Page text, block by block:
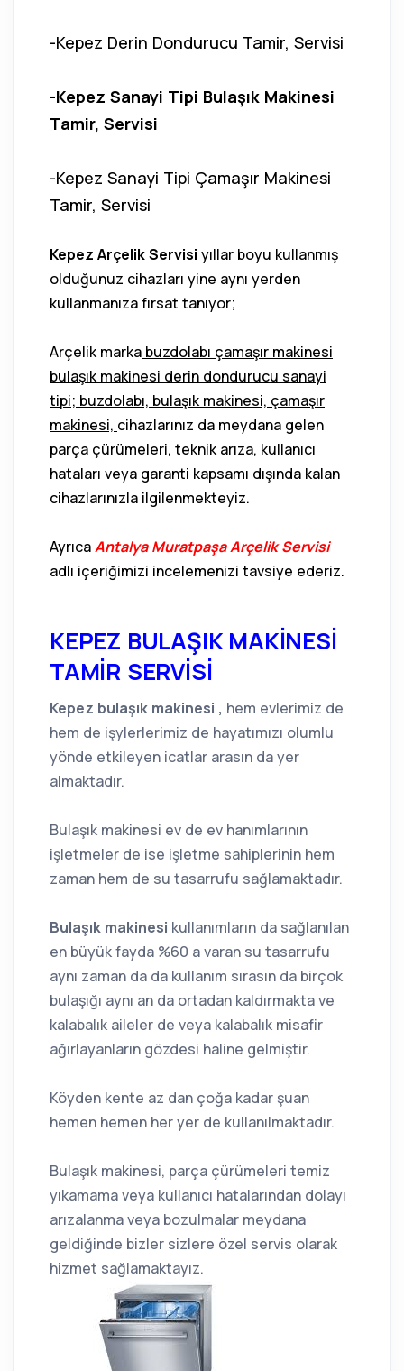
-Kepez Derin Dondurucu Tamir, Servisi
-Kepez Sanayi Tipi Bulaşık Makinesi
Tamir, Servisi
-Kepez Sanayi Tipi Çamaşır Makinesi
Tamir, Servisi
Kepez Arçelik Servisi yıllar boyu kullanmış
olduğunuz cihazları yine aynı yerden
kullanmanıza fırsat tanıyor;
Arçelik marka buzdolabı çamaşır makinesi
bulaşık makinesi derin dondurucu sanayi
tipi; buzdolabı, bulaşık makinesi, çamaşır
makinesi, cihazlarınız da meydana gelen
parça çürümeleri, teknik arıza, kullanıcı
hataları veya garanti kapsamı dışında kalan
cihazlarınızla ilgilenmekteyiz.
AyrıcaAntalya Muratpaşa Arçelik Servisi
adlı içeriğimizi incelemenizi tavsiye ederiz.
KEPEZ BULAŞIK MAKİNESİ
TAMİR SERVİSİ
Kepez bulaşık makinesi , hem evlerimiz de
hem de işylerlerimiz de hayatımızı olumlu
yönde etkileyen icatlar arasın da yer
almaktadır.
Bulaşık makinesi ev de ev hanımlarının
işletmeler de ise işletme sahiplerinin hem
zaman hem de su tasarrufu sağlamaktadır.
Bulaşık makinesi kullanımların da sağlanılan
en büyük fayda %60 a varan su tasarrufu
aynı zaman da da kullanım sırasın da birçok
bulaşığı aynı an da ortadan kaldırmakta ve
kalabalık aileler de veya kalabalık misafir
ağırlayanların gözdesi haline gelmiştir.
Köyden kente az dan çoğa kadar şuan
hemen hemen her yer de kullanılmaktadır.
Bulaşık makinesi, parça çürümeleri temiz
yıkamama veya kullanıcı hatalarından dolayı
arızalanma veya bozulmalar meydana
geldiğinde bizler sizlere özel servis olarak
hizmet sağlamaktayız.